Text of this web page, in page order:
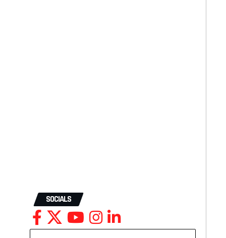
SOCIALS